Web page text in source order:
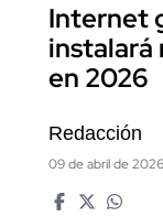
Internet
instalará
en 2026
Redacción
09 de abril de 2026